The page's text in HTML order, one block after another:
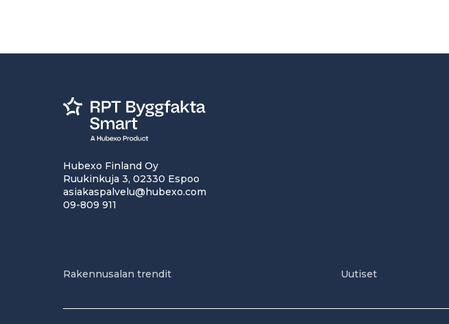
Hubexo Finland Oy
Ruukinkuja 3, 02330 Espoo
asiakaspalvelu@hubexo.com
09-809 911
Rakennusalan trendit Uutiset